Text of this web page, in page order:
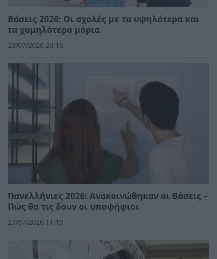
Βάσεις 2026: Οι σχολές με τα υψηλότερα και
τα χαμηλότερα μόρια
23/07/2026 20:16
Πανελλήνιες 2026: Ανακοινώθηκαν οι Βάσεις –
Πώς θα τις δουν οι υποψήφιοι
23/07/2026 11:15